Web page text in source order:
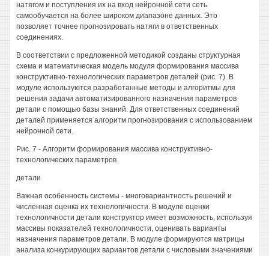
натягом и поступления их на вход нейронной сети сеть
самообучается на более широком диапазоне данных. Это
позволяет точнее прогнозировать натяги в ответственных
соединениях.
В соответствии с предложенной методикой созданы структурная
схема и математическая модель модуля формирования массива
конструктивно-технологических параметров деталей (рис. 7). В
модуле используются разработанные методы и алгоритмы для
решения задачи автоматизированного назначения параметров
детали с помощью базы знаний. Для ответственных соединений
деталей применяется алгоритм прогнозирования с использованием
нейронной сети.
Рис. 7 - Алгоритм формирования массива конструктивно-
технологических параметров
детали
Важная особенность системы - многовариантность решений и
численная оценка их технологичности. В модуле оценки
технологичности детали конструктор имеет возможность, используя
массивы показателей технологичности, оценивать варианты
назначения параметров детали. В модуле формируются матрицы
анализа конкурирующих вариантов детали с числовыми значениями